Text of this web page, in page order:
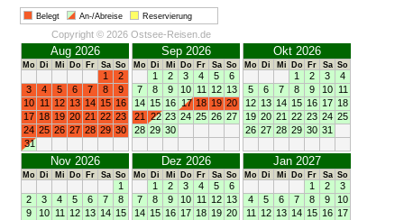
Belegt An-/Abreise Reservierung
Copyright © 2026 Ostsee-Reisen.de
Aug 2026
Mo Di Mi Do Fr Sa So
1
2
3
4 5 6 7 8
9
10 11 12 13 14 15 16
17 18 19 20 21 22 23
24 25 26 27 28 29 30
31
Sep 2026
Mo Di Mi Do Fr Sa So
1 2 3 4 5
6
7
8 9 10 11 12 13
14 15 16 17 18 19 20
21
22 23 24 25 26 27
28 29 30
Okt 2026
Mo Di Mi Do Fr Sa So
1 2 3
4
5
6 7 8 9 10 11
12 13 14 15 16 17 18
19 20 21 22 23 24 25
26 27 28 29 30 31
Nov 2026
Mo Di Mi Do Fr Sa So
1
2
3 4 5 6 7
8
9
10 11 12 13 14 15
Dez 2026
Mo Di Mi Do Fr Sa So
1 2 3 4 5
6
7
8 9 10 11 12 13
14 15 16 17 18 19 20
Jan 2027
Mo Di Mi Do Fr Sa So
1 2
3
4
5 6 7 8 9
10
11
12 13 14 15 16 17